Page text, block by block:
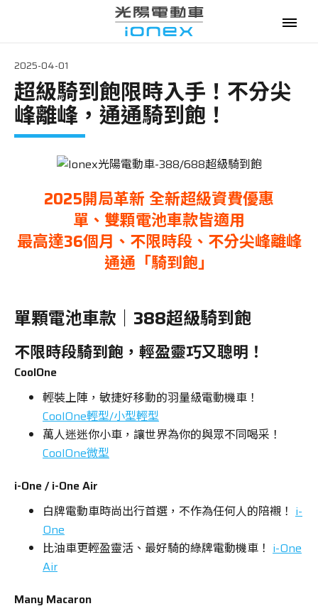
電動機車
購車優惠
最新消息
政府補助
資費優惠
換電服務
車主專區
ATR 共享機車
2025-04-01
超級騎到飽限時入手！不分尖
峰離峰，通通騎到飽！
2025開局革新 全新超級資費優惠
單、雙顆電池車款皆適用
最高達36個月、不限時段、不分尖峰離峰
通通「騎到飽」
單顆電池車款｜388超級騎到飽
不限時段騎到飽，輕盈靈巧又聰明！
CoolOne
輕裝上陣，敏捷好移動的羽量級電動機車！
CoolOne輕型/小型輕型
萬人迷迷你小車，讓世界為你的與眾不同喝采！
CoolOne微型
i-One / i-One Air
白牌電動車時尚出行首選，不作為任何人的陪襯！ i-
One
比油車更輕盈靈活、最好騎的綠牌電動機車！ i-One
Air
Many Macaron